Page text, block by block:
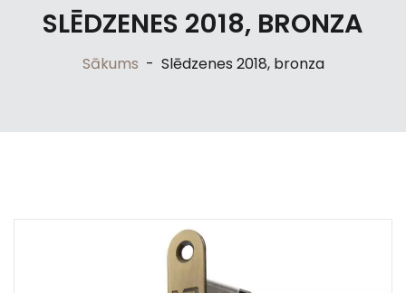
SLĒDZENES 2018, BRONZA
Sākums - Slēdzenes 2018, bronza